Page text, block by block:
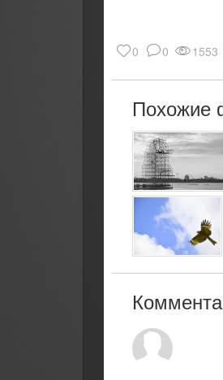
0 0 1553
Похожие